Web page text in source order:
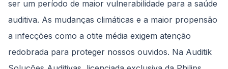
ser um período de maior vulnerabilidade para a saúde
auditiva. As mudanças climáticas e a maior propensão
a infecções como a otite média exigem atenção
redobrada para proteger nossos ouvidos. Na Auditik